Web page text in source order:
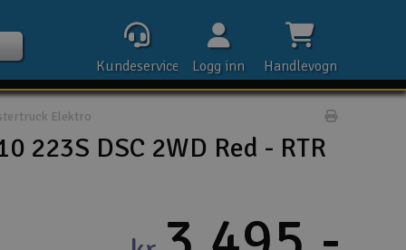
Handlevogn
Logg inn
Kundeservice
Elektro
223S DSC 2WD Red - RTR